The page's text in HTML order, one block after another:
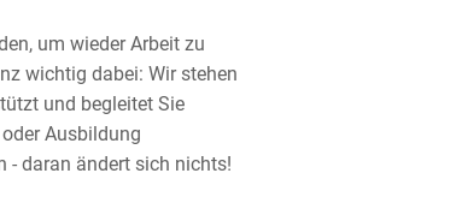
um wieder Arbeit zu
wichtig dabei: Wir stehen
und begleitet Sie
Ausbildung
- daran ändert sich nichts!